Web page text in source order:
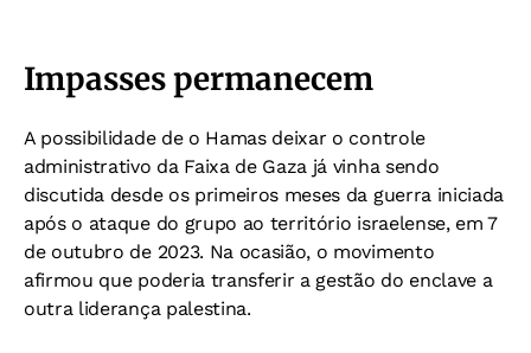
Impasses permanecem
A possibilidade de o Hamas deixar o controle
administrativo da Faixa de Gaza já vinha sendo
discutida desde os primeiros meses da guerra iniciada
após o ataque do grupo ao território israelense, em 7
de outubro de 2023. Na ocasião, o movimento
afirmou que poderia transferir a gestão do enclave a
outra liderança palestina.